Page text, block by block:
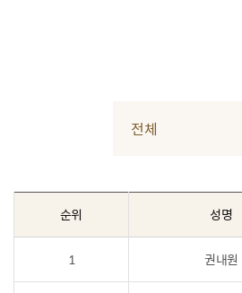
전체
순위 성명
1 권내원